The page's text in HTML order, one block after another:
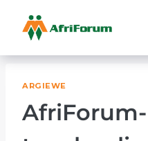
contentARGIEWE
AfriForum-